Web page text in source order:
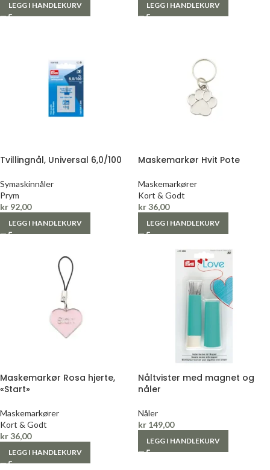
LEGG I HANDLEKURV LEGG I HANDLEKURV
Tvillingnål, Universal 6,0/100
Symaskinnåler
Prym
kr 92,00
LEGG I HANDLEKURV
Maskemarkør Hvit Pote
Maskemarkører
Kort & Godt
kr36,00
LEGG I HANDLEKURV
Maskemarkør Rosa hjerte,
«Start»
Maskemarkører
Kort & Godt
kr36,00
LEGG I HANDLEKURV
Nåltvister med magnet og
nåler
Nåler
kr 149,00
LEGG I HANDLEKURV